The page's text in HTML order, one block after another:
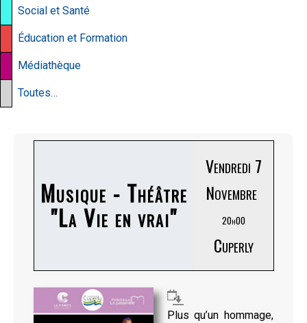
Social et Santé
Éducation et Formation
Médiathèque
Toutes…
Musique - Théâtre
"La Vie en vrai"
Vendredi 7
Novembre
20h00
Cuperly
Plus qu’un hommage,